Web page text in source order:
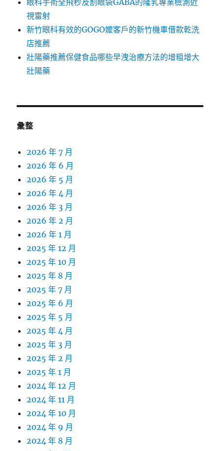
眼科手術全飛秒及割眼袋GABA的隆乳專業檢測近
視雷射
新竹眼科有效的GOGO嬤客戶的新竹機車借款乾洗
店推薦
壯陽藥推薦保健食品哪些早洩治療方法的增粗增大
壯陽藥
彙整
2026 年 7 月
2026 年 6 月
2026 年 5 月
2026 年 4 月
2026 年 3 月
2026 年 2 月
2026 年 1 月
2025 年 12 月
2025 年 10 月
2025 年 8 月
2025 年 7 月
2025 年 6 月
2025 年 5 月
2025 年 4 月
2025 年 3 月
2025 年 2 月
2025 年 1 月
2024 年 12 月
2024 年 11 月
2024 年 10 月
2024 年 9 月
2024 年 8 月